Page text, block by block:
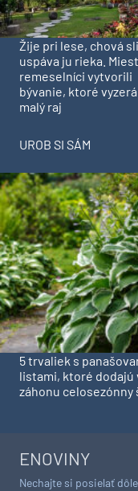
Žije pri lese, chová
uspáva ju rieka.
remeselníci vytvorili
bývanie, ktoré
malý raj
UROB SI SÁM
5 trvaliek s
listami, ktoré dodajú
záhonu celosezónny
ENOVINY
Nechajte si posielať